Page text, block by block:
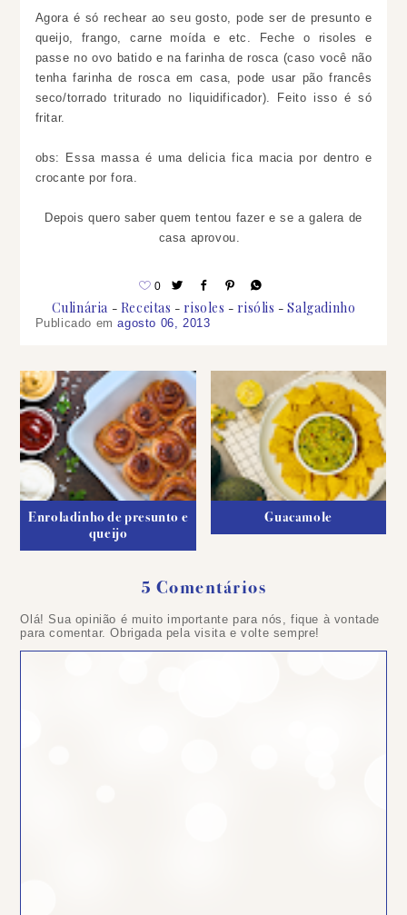
Agora é só rechear ao seu gosto, pode ser de presunto e
queijo, frango, carne moída e etc. Feche o risoles e
passe no ovo batido e na farinha de rosca (caso você não
tenha farinha de rosca em casa, pode usar pão francês
seco/torrado triturado no liquidificador). Feito isso é só
fritar.
obs: Essa massa é uma delicia fica macia por dentro e
crocante por fora.
Depois quero saber quem tentou fazer e se a galera de
casa aprovou.
0
Culinária Receitas risoles risólis Salgadinho
Publicado emagosto 06, 2013
Enroladinho de presunto e
queijo
Guacamole
5 Comentários
Olá! Sua opinião é muito importante para nós, fique à vontade
para comentar. Obrigada pela visita e volte sempre!